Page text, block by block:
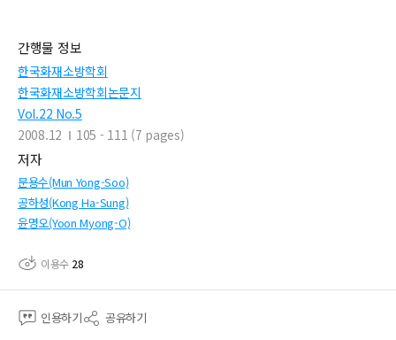
간행물 정보
한국화재소방학회
한국화재소방학회논문지
Vol.22 No.5
2008.12
105 - 111 (7 pages)
저자
문용수(Mun Yong-Soo)
공하성(Kong Ha-Sung)
윤명오(Yoon Myong-O)
이용수 28
인용하기 공유하기